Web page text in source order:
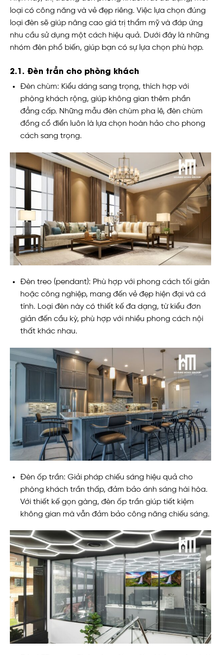
loại có công năng và vẻ đẹp riêng. Việc lựa chọn đúng
loại đèn sẽ giúp nâng cao giá trị thẩm mỹ và đáp ứng
nhu cầu sử dụng một cách hiệu quả. Dưới đây là những
nhóm đèn phổ biến, giúp bạn có sự lựa chọn phù hợp.
2.1. Đèn trần cho phòng khách
Đèn chùm: Kiểu dáng sang trọng, thích hợp với
phòng khách rộng, giúp không gian thêm phần
đẳng cấp. Những mẫu đèn chùm pha lê, đèn chùm
đồng cổ điển luôn là lựa chọn hoàn hảo cho phong
cách sang trọng.
Đèn treo (pendant): Phù hợp với phong cách tối giản
hoặc công nghiệp, mang đến vẻ đẹp hiện đại và cá
tính. Loại đèn này có thiết kế đa dạng, từ kiểu đơn
giản đến cầu kỳ, phù hợp với nhiều phong cách nội
thất khác nhau.
Đèn ốp trần: Giải pháp chiếu sáng hiệu quả cho
phòng khách trần thấp, đảm bảo ánh sáng hài hòa.
Với thiết kế gọn gàng, đèn ốp trần giúp tiết kiệm
không gian mà vẫn đảm bảo công năng chiếu sáng.